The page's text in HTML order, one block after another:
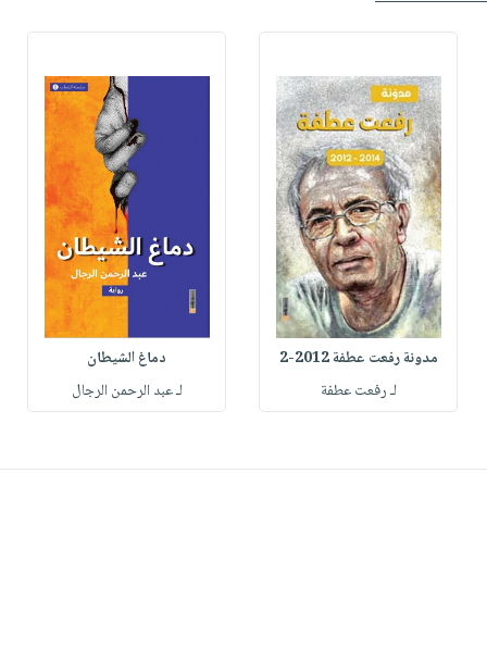
مدونة رفعت عطفة 2012-2
لـ رفعت عطفة
دماغ الشيطان
لـ عبد الرحمن الرجال